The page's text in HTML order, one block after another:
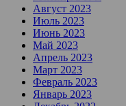
Август 2023
Июль 2023
Июнь 2023
Май 2023
Апрель 2023
Март 2023
Февраль 2023
Январь 2023